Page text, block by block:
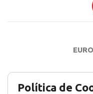
AVISO LEGAL POLÍTICA
Política de